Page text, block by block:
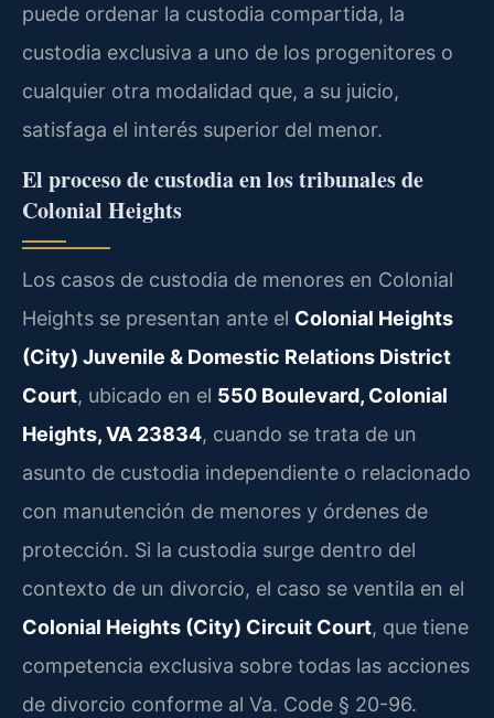
puede ordenar la custodia compartida, la
custodia exclusiva a uno de los progenitores o
cualquier otra modalidad que, a su juicio,
satisfaga el interés superior del menor.
El proceso de custodia en los tribunales de
Colonial Heights
Los casos de custodia de menores en Colonial
Heights se presentan ante el Colonial Heights
(City) Juvenile & Domestic Relations District
Court, ubicado en el 550 Boulevard, Colonial
Heights, VA 23834, cuando se trata de un
asunto de custodia independiente o relacionado
con manutención de menores y órdenes de
protección. Si la custodia surge dentro del
contexto de un divorcio, el caso se ventila en el
Colonial Heights (City) Circuit Court, que tiene
competencia exclusiva sobre todas las acciones
de divorcio conforme al Va. Code § 20-96.